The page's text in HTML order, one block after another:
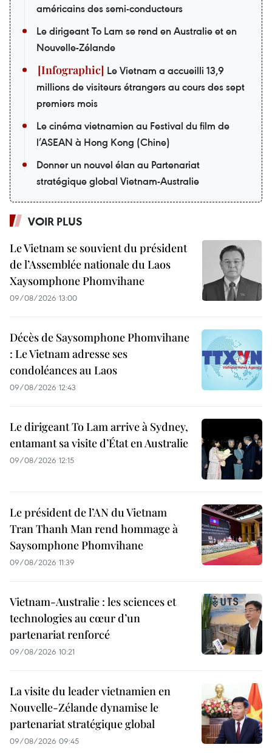
américains des semi-conducteurs
Le dirigeant To Lam se rend en Australie et en
Nouvelle-Zélande
Le Vietnam a accueilli 13,9
millions de visiteurs étrangers au cours des sept
premiers mois
Le cinéma vietnamien au Festival du film de
l’ASEAN à Hong Kong (Chine)
Donner un nouvel élan au Partenariat
stratégique global Vietnam-Australie
VOIR PLUS
Le Vietnam se souvient du président
de l’Assemblée nationale du Laos
Xaysomphone Phomvihane
09/08/2026 13:00
Décès de Saysomphone Phomvihane
: Le Vietnam adresse ses
condoléances au Laos
09/08/2026 12:43
Le dirigeant To Lam arrive à Sydney,
entamant sa visite d’État en Australie
09/08/2026 12:15
Le président de l’AN du Vietnam
Tran Thanh Man rend hommage à
Saysomphone Phomvihane
09/08/2026 11:39
Vietnam-Australie : les sciences et
technologies au cœur d’un
partenariat renforcé
09/08/2026 10:21
La visite du leader vietnamien en
Nouvelle-Zélande dynamise le
partenariat stratégique global
09/08/2026 09:45